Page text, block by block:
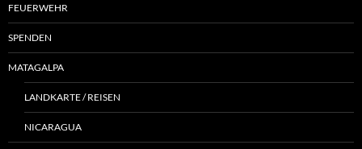
FEUERWEHR
SPENDEN
MATAGALPA
LANDKARTE / REISEN
NICARAGUA